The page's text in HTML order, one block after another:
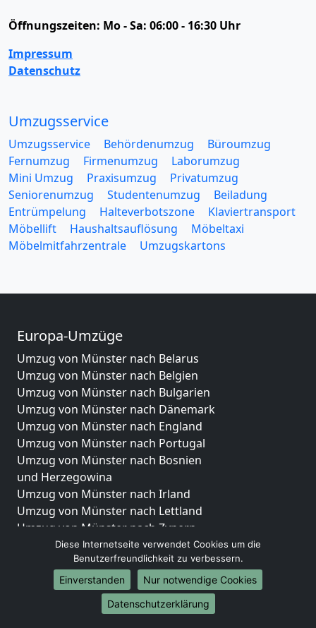
Öffnungszeiten: Mo - Sa: 06:00 - 16:30 Uhr
Impressum
Datenschutz
Umzugsservice
Umzugsservice Behördenumzug
Büroumzug
Fernumzug
Firmenumzug
Laborumzug
Mini Umzug
Praxisumzug
Privatumzug
Seniorenumzug
Studentenumzug
Beiladung
Entrümpelung
Halteverbotszone
Klaviertransport
Möbellift
Haushaltsauflösung
Möbeltaxi
Möbelmitfahrzentrale
Umzugskartons
Europa-Umzüge
Umzug von Münster nach Belarus
Umzug von Münster nach Belgien
Umzug von Münster nach Bulgarien
Umzug von Münster nach Dänemark
Umzug von Münster nach England
Umzug von Münster nach Portugal
Umzug von Münster nach Bosnien
und Herzegowina
Umzug von Münster nach Irland
Umzug von Münster nach Lettland
Umzug von Münster nach Zypern
Umzug von Münster nach Kroatien
Umzug von Münster nach Estland
Umzug von Münster nach Finnland
Umzug von Münster nach Frankreich
Umzug von Münster nach Griechenland
Diese Internetseite verwendet Cookies um die
Benutzerfreundlichkeit zu verbessern.
Einverstanden
Nur notwendige Cookies
Datenschutzerklärung